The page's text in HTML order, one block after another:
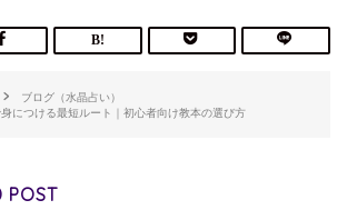
ブログ（水晶占い）
につける最短ルート｜初心者向け教本の選び方
POST